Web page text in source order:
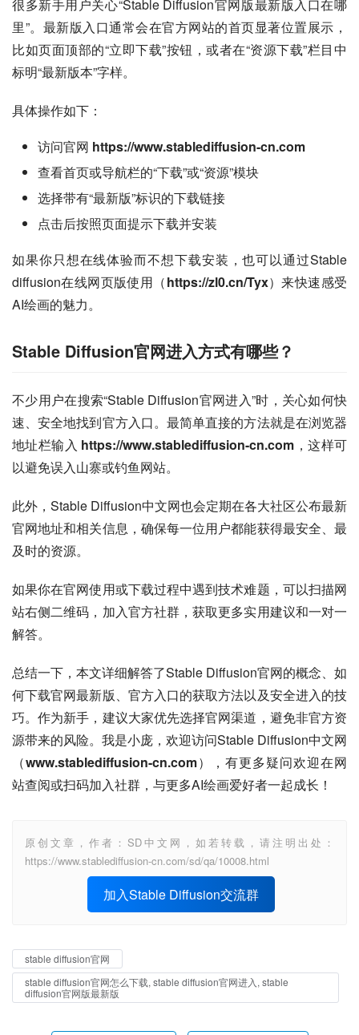
很多新手用户关心“Stable Diffusion官网版最新版入口在哪
里”。最新版入口通常会在官方网站的首页显著位置展示，
比如页面顶部的“立即下载”按钮，或者在“资源下载”栏目中
标明“最新版本”字样。
具体操作如下：
访问官网 https://www.stablediffusion-cn.com
查看首页或导航栏的“下载”或“资源”模块
选择带有“最新版”标识的下载链接
点击后按照页面提示下载并安装
如果你只想在线体验而不想下载安装，也可以通过Stable
diffusion在线网页版使用（https://zl0.cn/Tyx）来快速感受
AI绘画的魅力。
Stable Diffusion官网进入方式有哪些？
不少用户在搜索“Stable Diffusion官网进入”时，关心如何快
速、安全地找到官方入口。最简单直接的方法就是在浏览器
地址栏输入 https://www.stablediffusion-cn.com ，这样可
以避免误入山寨或钓鱼网站。
此外，Stable Diffusion中文网也会定期在各大社区公布最新
官网地址和相关信息，确保每一位用户都能获得最安全、最
及时的资源。
如果你在官网使用或下载过程中遇到技术难题，可以扫描网
站右侧二维码，加入官方社群，获取更多实用建议和一对一
解答。
总结一下，本文详细解答了Stable Diffusion官网的概念、如
何下载官网最新版、官方入口的获取方法以及安全进入的技
巧。作为新手，建议大家优先选择官网渠道，避免非官方资
源带来的风险。我是小庞，欢迎访问Stable Diffusion中文网
（www.stablediffusion-cn.com），有更多疑问欢迎在网
站查阅或扫码加入社群，与更多AI绘画爱好者一起成长！
原创文章，作者：SD中文网，如若转载，请注明出处：
https://www.stablediffusion-cn.com/sd/qa/10008.html
加入Stable Diffusion交流群
stable diffusion官网
stable diffusion官网怎么下载, stable diffusion官网进入, stable
diffusion官网版最新版